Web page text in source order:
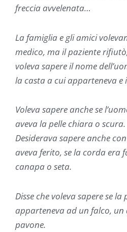
freccia avvelenata…
La famiglia e gli amici
medico, ma il paziente
voleva sapere il nome
la casta a cui apparteneva e
Voleva sapere anche se
aveva la pelle chiara o scura.
Desiderava sapere anche
aveva ferito, se la corda era
canapa o seta.
Disse che voleva sapere se
apparteneva ad un falco,
pavone.